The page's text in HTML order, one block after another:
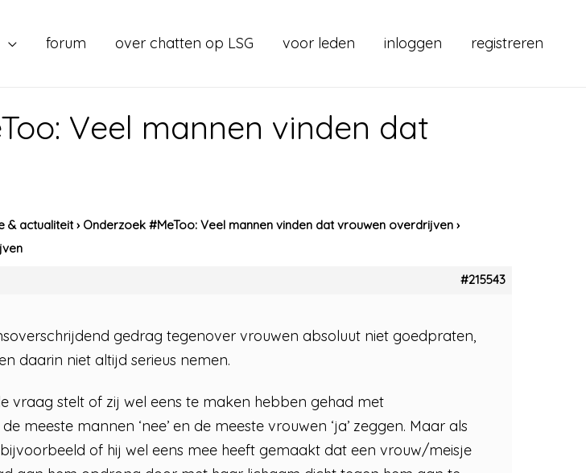
forum over chatten op LSG voor leden inloggen registreren
Veel mannen vinden dat
& actualiteit › Onderzoek #MeToo: Veel mannen vinden dat vrouwen overdrijven ›
#215543
gedrag tegenover vrouwen absoluut niet goedpraten,
daarin niet altijd serieus nemen.
vraag stelt of zij wel eens te maken hebben gehad met
meeste mannen ‘nee’ en de meeste vrouwen ‘ja’ zeggen. Maar als
of hij wel eens mee heeft gemaakt dat een vrouw/meisje